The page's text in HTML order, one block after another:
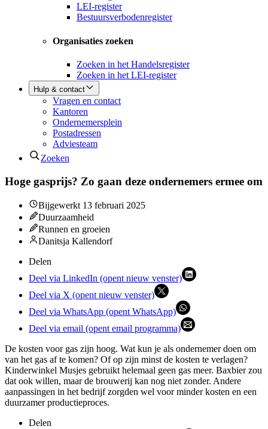
LEI-register
Bestuursverbodenregister
Organisaties zoeken
Zoeken in het Handelsregister
Zoeken in het LEI-register
Hulp & contact
Vragen en contact
Kantoren
Ondernemersplein
Postadressen
Adviesteam
Zoeken
Hoge gasprijs? Zo gaan deze ondernemers ermee om
Bijgewerkt 13 februari 2025
Duurzaamheid
Runnen en groeien
Danitsja Kallendorf
Delen
Deel via LinkedIn (opent nieuw venster)
Deel via X (opent nieuw venster)
Deel via WhatsApp (opent WhatsApp)
Deel via email (opent email programma)
De kosten voor gas zijn hoog. Wat kun je als ondernemer doen om
van het gas af te komen? Of op zijn minst de kosten te verlagen?
Kinderwinkel Musjes gebruikt helemaal geen gas meer. Baxbier zou
dat ook willen, maar de brouwerij kan nog niet zonder. Andere
aanpassingen in het bedrijf zorgden wel voor minder kosten en een
duurzamer productieproces.
Delen